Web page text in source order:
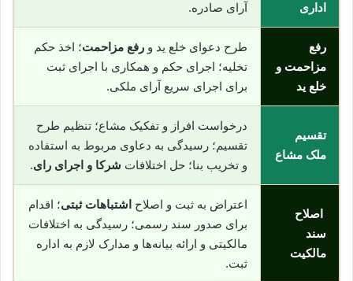
اداری آرای صادره.
رفع
مزاحمت و
خلع ید
طرح دعوای خلع ید و رفع مزاحمت؛ اخذ حکم
تخلیه؛ اجرای حکم و همکاری با اجرای ثبت
برای اجرای سریع آرای ملکی.
تقسیم
ملک مشاع
درخواست افراز و تفکیک مشاع؛ تنظیم طرح
تقسیم؛ رسیدگی به دعاوی مربوط به استفاده
و تخریب بنا؛ حل اختلافات شرکا و اجرای رای.
اصلاح
سند
مالکیت
اعتراض به ثبت و اصلاح اشتباهات ثبتی؛ اقدام
برای صدور سند رسمی؛ رسیدگی به اختلافات
مالکیتی و ارائه بیانه‌ها و مدارک لازم به اداره
ثبت.